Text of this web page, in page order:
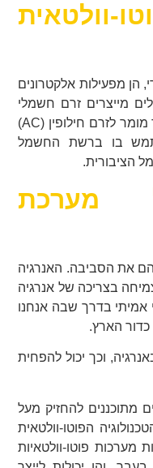
וולטאית
הן מפעילות אלקטרונים
מייצרים זרם חשמלי
הנקרא זרם ישיר (DC). הזרם הישיר מומר לזרם חילופין (AC)
בו ברשת החשמל
הציבורית.
מערכת
את הסביבה. האנרגיה
בצריכה של אנרגיה
אמיתי בדרך שבה אנחנו
הארץ.
וכך יכול להפחית
מתוכננים להחזיק מעל
הפוטו-וולטאית
מערכות פוטו-וולטאיות